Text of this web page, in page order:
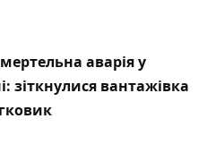
аварія у
вантажівка